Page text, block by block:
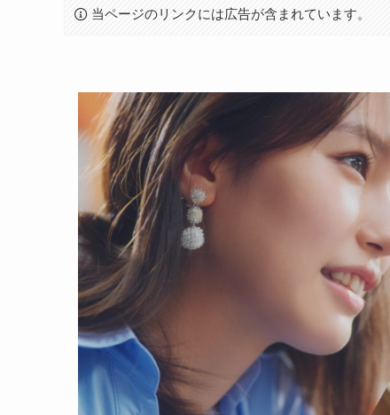
当ページのリンクには広告が含まれています。